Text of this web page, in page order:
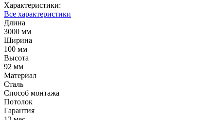
Характеристики:
Все характеристики
Длина
3000 мм
Ширина
100 мм
Высота
92 мм
Материал
Сталь
Способ монтажа
Потолок
Гарантия